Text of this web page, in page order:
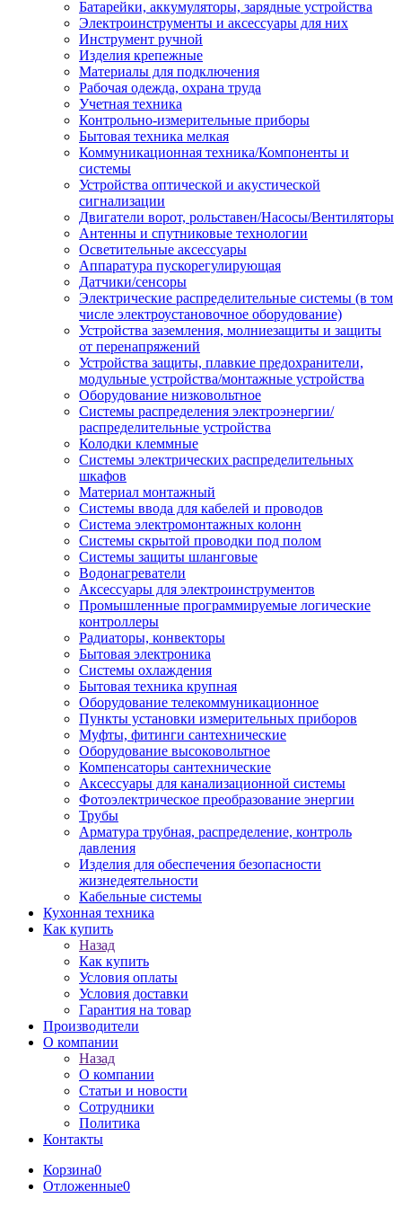
Батарейки, аккумуляторы, зарядные устройства
Электроинструменты и аксессуары для них
Инструмент ручной
Изделия крепежные
Материалы для подключения
Рабочая одежда, охрана труда
Учетная техника
Контрольно-измерительные приборы
Бытовая техника мелкая
Коммуникационная техника/Компоненты и
системы
Устройства оптической и акустической
сигнализации
Двигатели ворот, рольставен/Насосы/Вентиляторы
Антенны и спутниковые технологии
Осветительные аксессуары
Аппаратура пускорегулирующая
Датчики/сенсоры
Электрические распределительные системы (в том
числе электроустановочное оборудование)
Устройства заземления, молниезащиты и защиты
от перенапряжений
Устройства защиты, плавкие предохранители,
модульные устройства/монтажные устройства
Оборудование низковольтное
Системы распределения электроэнергии/
распределительные устройства
Колодки клеммные
Системы электрических распределительных
шкафов
Материал монтажный
Системы ввода для кабелей и проводов
Система электромонтажных колонн
Системы скрытой проводки под полом
Системы защиты шланговые
Водонагреватели
Аксессуары для электроинструментов
Промышленные программируемые логические
контроллеры
Радиаторы, конвекторы
Бытовая электроника
Системы охлаждения
Бытовая техника крупная
Оборудование телекоммуникационное
Пункты установки измерительных приборов
Муфты, фитинги сантехнические
Оборудование высоковольтное
Компенсаторы сантехнические
Аксессуары для канализационной системы
Фотоэлектрическое преобразование энергии
Трубы
Арматура трубная, распределение, контроль
давления
Изделия для обеспечения безопасности
жизнедеятельности
Кабельные системы
Кухонная техника
Как купить
Назад
Как купить
Условия оплаты
Условия доставки
Гарантия на товар
Производители
О компании
Назад
О компании
Статьи и новости
Сотрудники
Политика
Контакты
Корзина0
Отложенные0